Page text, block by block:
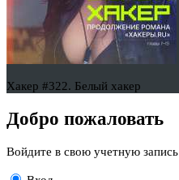
Хакер #322. Белый хакер
Добро пожаловать
Войдите в свою учетную запись